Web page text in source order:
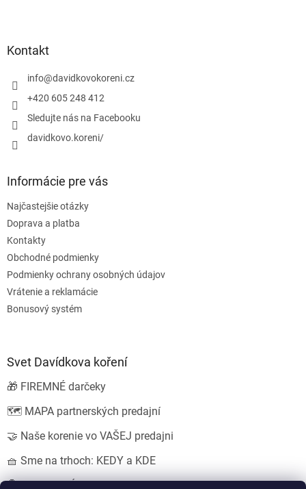
Kontakt
info@davidkovokoreni.cz
+420 605 248 412
Sledujte nás na Facebooku
davidkovo.koreni/
Informácie pre vás
Najčastejšie otázky
Doprava a platba
Kontakty
Obchodné podmienky
Podmienky ochrany osobných údajov
Vrátenie a reklamácie
Bonusový systém
Svet Davídkova koření
🎁 FIREMNÉ darčeky
🗺️ MAPA partnerských predajní
🤝 Naše korenie vo VAŠEJ predajni
🧺 Sme na trhoch: KEDY a KDE